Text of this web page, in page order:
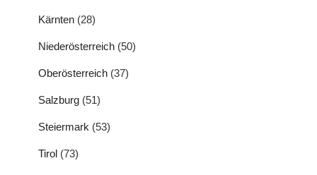
Kärnten (28)
Niederösterreich (50)
Oberösterreich (37)
Salzburg (51)
Steiermark (53)
Tirol (73)